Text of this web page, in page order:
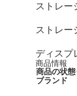
ストレー
ストレー
ディスプ
商品情報
商品の状態
ブランド